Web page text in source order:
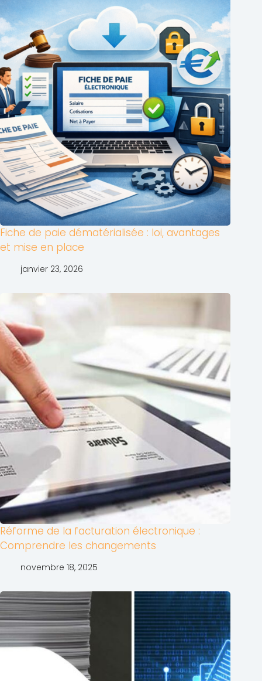
Fiche de paie dématérialisée : loi, avantages
et mise en place
janvier 23, 2026
Réforme de la facturation électronique :
Comprendre les changements
novembre 18, 2025